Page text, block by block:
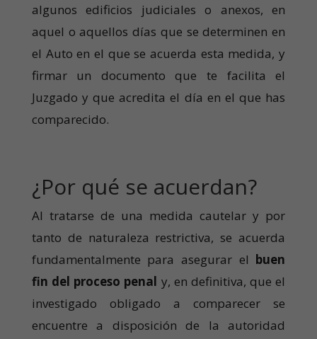
algunos edificios judiciales o anexos, en
aquel o aquellos días que se determinen en
el Auto en el que se acuerda esta medida, y
firmar un documento que te facilita el
Juzgado y que acredita el día en el que has
comparecido.
¿Por qué se acuerdan?
Al tratarse de una medida cautelar y por
tanto de naturaleza restrictiva, se acuerda
fundamentalmente para asegurar el buen
fin del proceso penal y, en definitiva, que el
investigado obligado a comparecer se
encuentre a disposición de la autoridad